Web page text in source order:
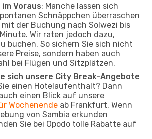
Voraus: Manche lassen sich
Schnäppchen überraschen
der Buchung nach Solwezi bis
Wir raten jedoch dazu,
buchen. So sichern Sie sich nicht
Preise, sondern haben auch
bei Flügen und Sitzplätzen.
sich unsere City Break-Angebote
einen Hotelaufenthalt? Dann
einen Blick auf unsere
Wochenende ab Frankfurt. Wenn
von Sambia erkunden
Sie bei Opodo tolle Rabatte auf